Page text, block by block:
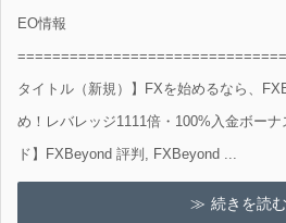
EO情報
タイトル（新規）】FXを始めるなら、
め！レバレッジ1111倍・100%入金ボー
ド】FXBeyond 評判, FXBeyond ...
続きを読む